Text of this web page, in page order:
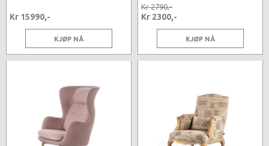
Kr 15990,-
KJØP NÅ
Kr 2790,-
Kr 2300,-
KJØP NÅ